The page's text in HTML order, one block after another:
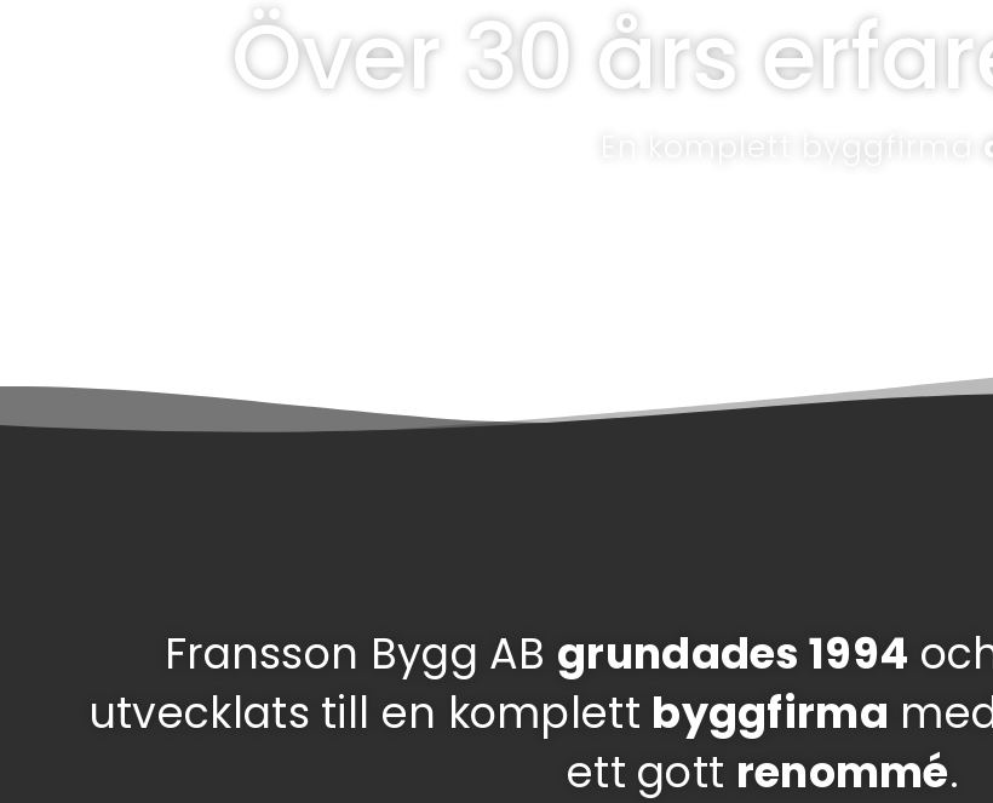
Över 30 års
Fransson Bygg AB grundades 1994
utvecklats till en komplett byggfirma
ett gott renommé.